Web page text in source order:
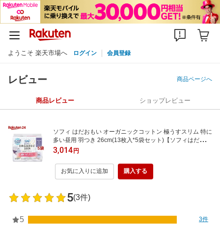
ようこそ 楽天市場へ ログイン 会員登録
レビュー 商品ページへ
商品レビュー ショップレビュー
ソフィ はだおもい オーガニックコットン 極うすスリム 特に
多い昼用 羽つき 26cm(13枚入*5袋セット)【ソフィはだおも
いオーガニック極うすスリム】
3,014円
お気に入りに追加 購入する
5(3件)
5 3件